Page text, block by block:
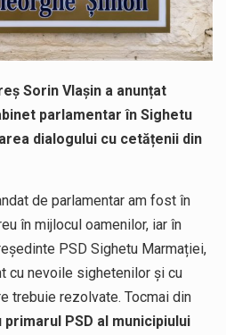
Sorin Vlașin a anunțat
parlamentar în Sighetu
dialogului cu cetățenii din
de parlamentar am fost în
în mijlocul oamenilor, iar în
PSD Sighetu Marmației,
cu nevoile sighetenilor și cu
trebuie rezolvate. Tocmai din
primarul PSD al municipiului